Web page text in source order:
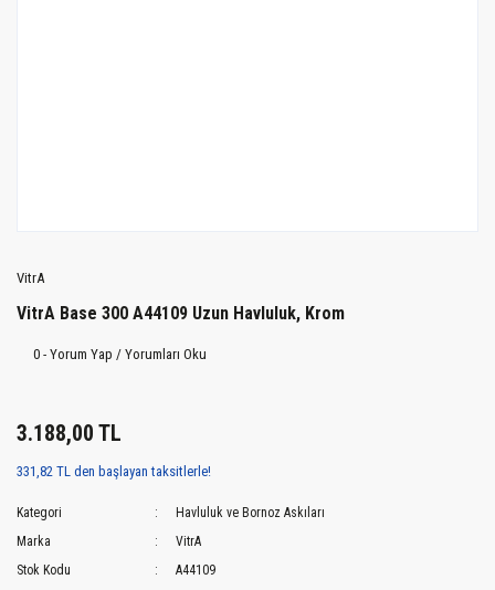
VitrA
VitrA Base 300 A44109 Uzun Havluluk, Krom
0 - Yorum Yap / Yorumları Oku
3.188,00 TL
331,82 TL den başlayan taksitlerle!
Kategori
Havluluk ve Bornoz Askıları
Marka
VitrA
Stok Kodu
A44109